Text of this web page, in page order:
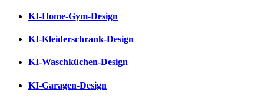
KI-Home-Gym-Design
KI-Kleiderschrank-Design
KI-Waschküchen-Design
KI-Garagen-Design